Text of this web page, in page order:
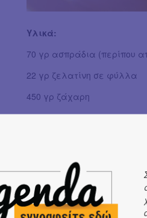
Υλικά:
70 γρ ασπράδια (περίπου
22 γρ ζελατίνη σε φύλλα
450 γρ ζάχαρη
200 μλ νερό
εσάνς κεράσι
70 γρ κορνφλάουρ
70 γρ άχνη